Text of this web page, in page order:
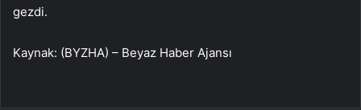
gezdi.
Kaynak: (BYZHA) – Beyaz Haber Ajansı